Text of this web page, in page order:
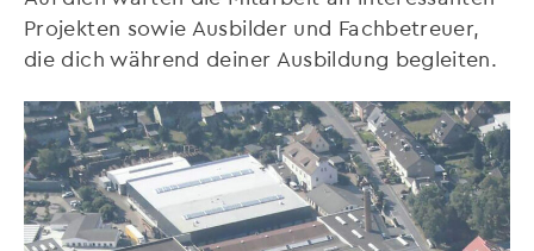
Projekten sowie Ausbilder und Fachbetreuer,
die dich während deiner Ausbildung begleiten.